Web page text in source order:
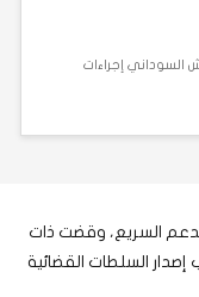
السوداني إجراءات
السريع، وقضت ذات
إصدار السلطات القضائية